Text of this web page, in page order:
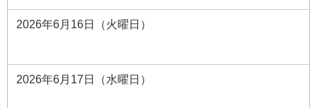
2026年6月16日（火曜日）
2026年6月17日（水曜日）